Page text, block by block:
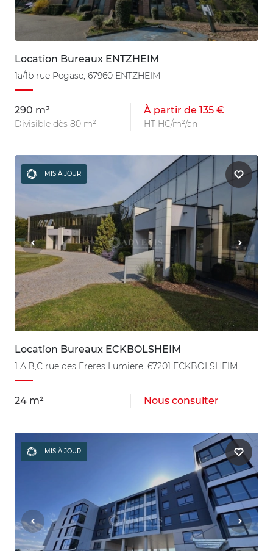
Location Bureaux ENTZHEIM
1a/1b rue Pegase, 67960 ENTZHEIM
290 m²
Divisible dès 80 m²
À partir de 135 €
HT HC/m²/an
MIS À JOUR
Location Bureaux ECKBOLSHEIM
1 A,B,C rue des Freres Lumiere, 67201 ECKBOLSHEIM
24 m² Nous consulter
MIS À JOUR